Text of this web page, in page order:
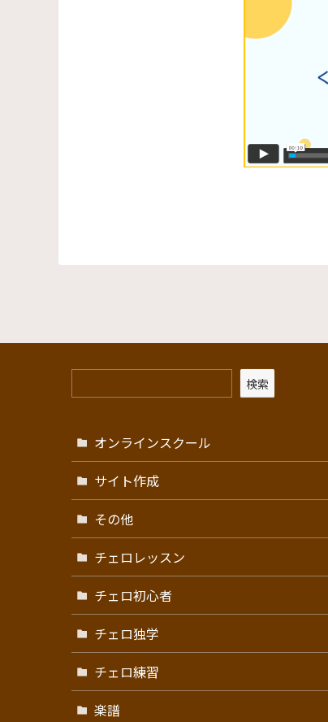
検索
オンラインスクール
サイト作成
その他
チェロレッスン
チェロ初心者
チェロ独学
チェロ練習
楽譜